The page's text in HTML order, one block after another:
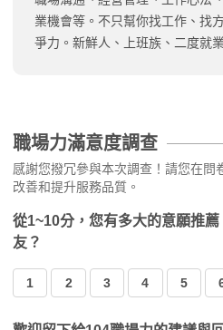
業機會等。不只幫你找工作、找
爭力。新鮮人、上班族、二度就
職場力滿意度調查
感謝您撥冗參與本次調查！請您在問
改善和提升服務品質。
從1~10分，您有多大的意願推
友？
1 2 3 4 5